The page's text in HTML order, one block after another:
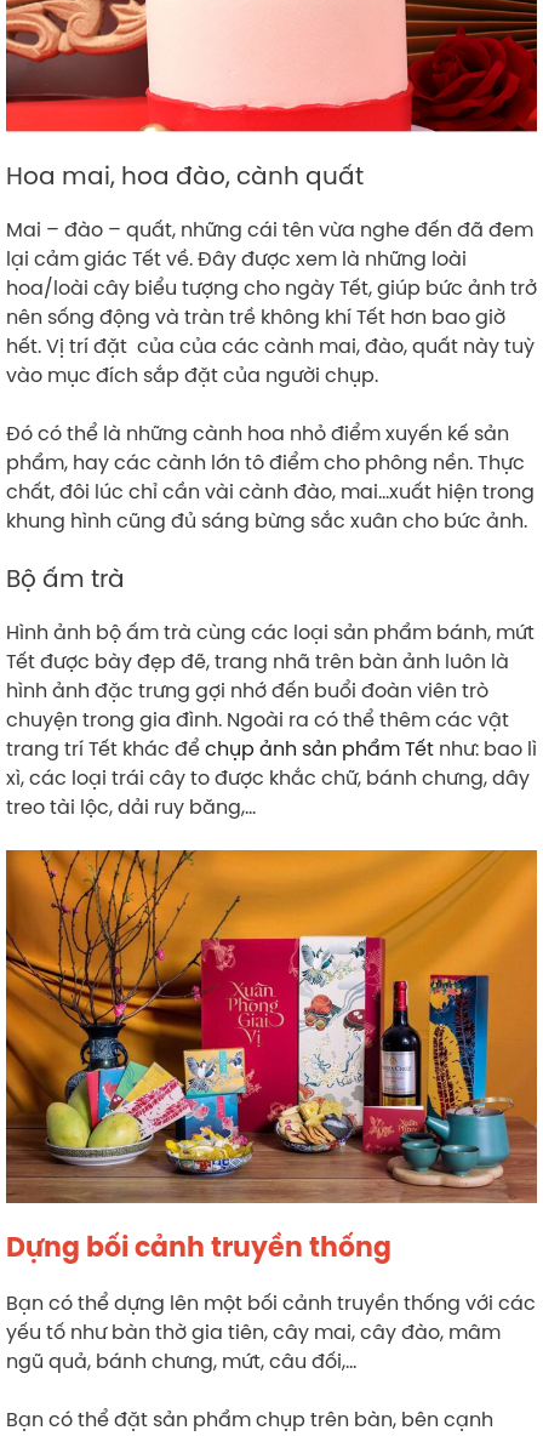
Hoa mai, hoa đào, cành quất
Mai – đào – quất, những cái tên vừa nghe đến đã đem
lại cảm giác Tết về. Đây được xem là những loài
hoa/loài cây biểu tượng cho ngày Tết, giúp bức ảnh trở
nên sống động và tràn trề không khí Tết hơn bao giờ
hết. Vị trí đặt của của các cành mai, đào, quất này tuỳ
vào mục đích sắp đặt của người chụp.
Đó có thể là những cành hoa nhỏ điểm xuyến kế sản
phẩm, hay các cành lớn tô điểm cho phông nền. Thực
chất, đôi lúc chỉ cần vài cành đào, mai…xuất hiện trong
khung hình cũng đủ sáng bừng sắc xuân cho bức ảnh.
Bộ ấm trà
Hình ảnh bộ ấm trà cùng các loại sản phẩm bánh, mứt
Tết được bày đẹp đẽ, trang nhã trên bàn ảnh luôn là
hình ảnh đặc trưng gợi nhớ đến buổi đoàn viên trò
chuyện trong gia đình. Ngoài ra có thể thêm các vật
trang trí Tết khác đểchụp ảnh sản phẩm Tết như: bao lì
xì, các loại trái cây to được khắc chữ, bánh chưng, dây
treo tài lộc, dải ruy băng,…
Dựng bối cảnh truyền thống
Bạn có thể dựng lên một bối cảnh truyền thống với các
yếu tố như bàn thờ gia tiên, cây mai, cây đào, mâm
ngũ quả, bánh chưng, mứt, câu đối,…
Bạn có thể đặt sản phẩm chụp trên bàn, bên cạnh